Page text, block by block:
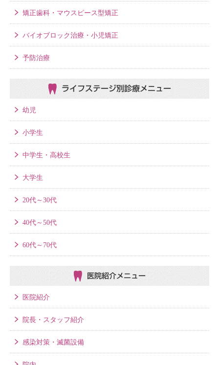
矯正歯科・マウスピース型矯正
バイオブロック治療・小児矯正
予防治療
ライフステージ別 診療メニュー
幼児
小学生
中学生・高校生
大学生
20代～30代
40代～50代
60代～70代
医院紹介メニュー
医院紹介
院長・スタッフ紹介
感染対策・滅菌設備